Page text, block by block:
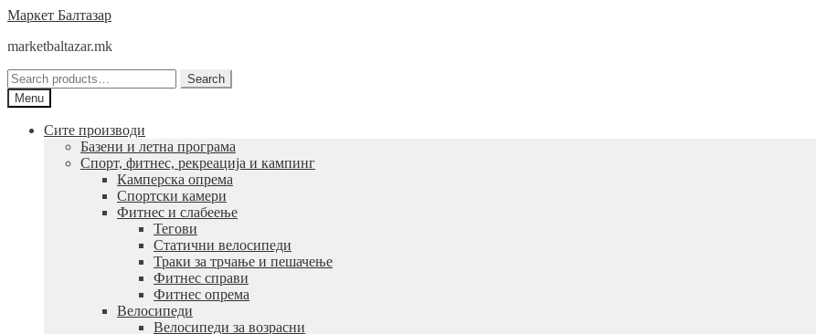
Skip
navigation
Skip
content
Маркет Балтазар
marketbaltazar.mk
Search
for:
Search
Menu
Сите производи
Базени и летна програма
Спорт, фитнес, рекреација и кампинг
Камперска опрема
Спортски камери
Фитнес и слабеење
Тегови
Статични велосипеди
Траки за трчање и пешачење
Фитнес справи
Фитнес опрема
Велосипеди
Велосипеди за возрасни